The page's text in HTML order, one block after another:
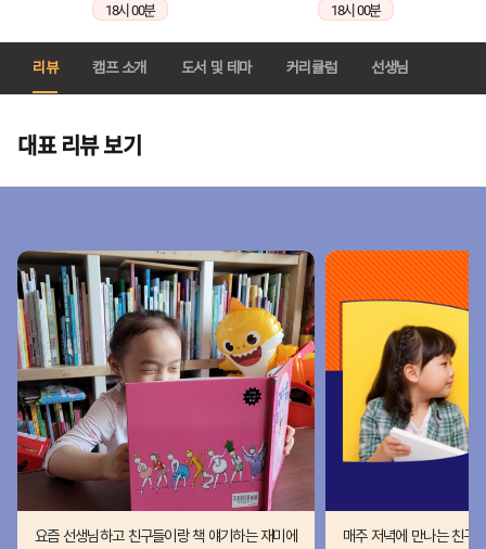
18시 00분 18시 00분
리뷰 캠프 소개 도서 및 테마 커리큘럼 선생님
대표 리뷰 보기
요즘 선생님하고 친구들이랑 책 얘기하는 재미에
매주 저녁에 만나는 친구